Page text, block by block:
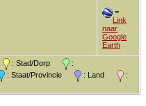
=
Link
naar
Google
Earth
: Stad/Dorp
:
: Staat/Provincie : Land
: